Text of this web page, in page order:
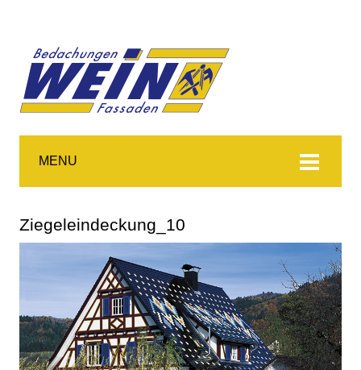
MENU
Ziegeleindeckung_10